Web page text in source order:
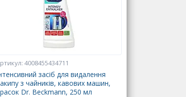
4008455434711
засіб для видалення
з чайників, кавових машин,
Dr. Beckmann, 250 мл